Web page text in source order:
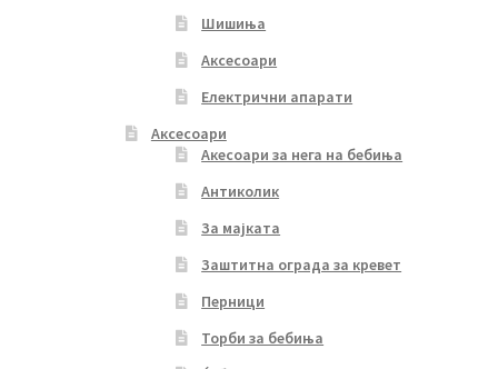
Шишиња
Аксесоари
Електрични апарати
Аксесоари
Акесоари за нега на бебиња
Антиколик
За мајката
Заштитна ограда за кревет
Перници
Торби за бебиња